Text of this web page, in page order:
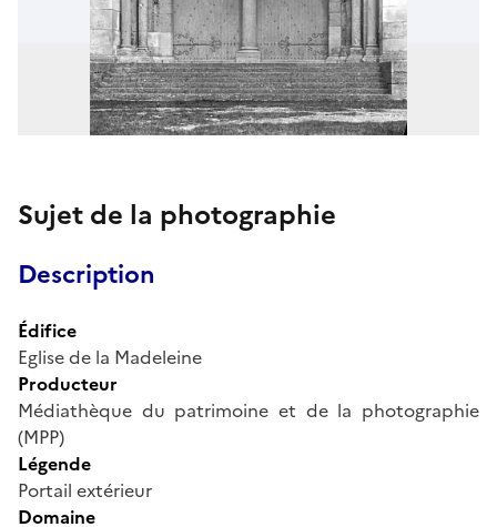
Sujet de la photographie
Description
Édifice
Eglise de la Madeleine
Producteur
Médiathèque du patrimoine et de la photographie
(MPP)
Légende
Portail extérieur
Domaine